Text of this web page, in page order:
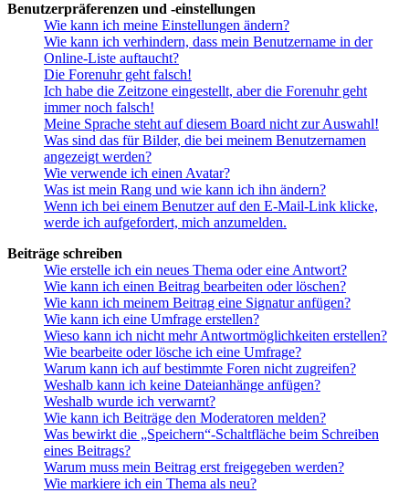
Benutzerpräferenzen und -einstellungen
Wie kann ich meine Einstellungen ändern?
Wie kann ich verhindern, dass mein Benutzername in der
Online-Liste auftaucht?
Die Forenuhr geht falsch!
Ich habe die Zeitzone eingestellt, aber die Forenuhr geht
immer noch falsch!
Meine Sprache steht auf diesem Board nicht zur Auswahl!
Was sind das für Bilder, die bei meinem Benutzernamen
angezeigt werden?
Wie verwende ich einen Avatar?
Was ist mein Rang und wie kann ich ihn ändern?
Wenn ich bei einem Benutzer auf den E-Mail-Link klicke,
werde ich aufgefordert, mich anzumelden.
Beiträge schreiben
Wie erstelle ich ein neues Thema oder eine Antwort?
Wie kann ich einen Beitrag bearbeiten oder löschen?
Wie kann ich meinem Beitrag eine Signatur anfügen?
Wie kann ich eine Umfrage erstellen?
Wieso kann ich nicht mehr Antwortmöglichkeiten erstellen?
Wie bearbeite oder lösche ich eine Umfrage?
Warum kann ich auf bestimmte Foren nicht zugreifen?
Weshalb kann ich keine Dateianhänge anfügen?
Weshalb wurde ich verwarnt?
Wie kann ich Beiträge den Moderatoren melden?
Was bewirkt die „Speichern“-Schaltfläche beim Schreiben
eines Beitrags?
Warum muss mein Beitrag erst freigegeben werden?
Wie markiere ich ein Thema als neu?